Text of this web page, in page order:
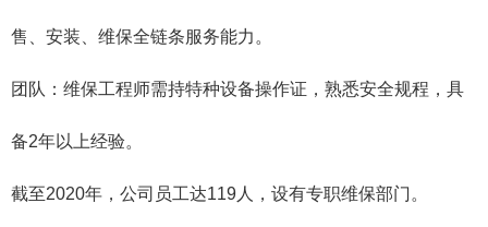
售、安装、维保全链条服务能力。
团队‌：维保工程师需持特种设备操作证，熟悉安全规程，具
备2年以上经验。
截至2020年，公司员工达119人，设有专职维保部门。